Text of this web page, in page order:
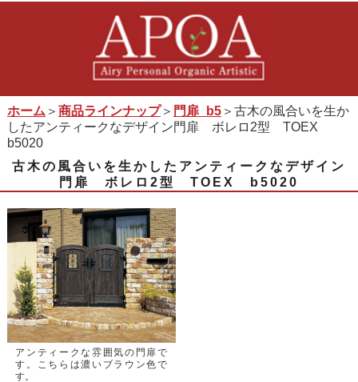
ホーム ＞ 商品ラインナップ＞ 門扉_b5＞古木の風合いを生か
したアンティークなデザイン門扉 ボレロ2型 TOEX
b5020
古木の風合いを生かしたアンティークなデザイン
門扉 ボレロ2型 TOEX b5020
アンティークな雰囲気の門扉で
す。こちらは濃いブラウン色で
す。